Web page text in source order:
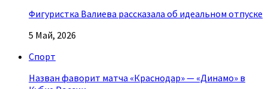
Фигуристка Валиева рассказала об идеальном отпуске
5 Май, 2026
Спорт
Назван фаворит матча «Краснодар» — «Динамо» в